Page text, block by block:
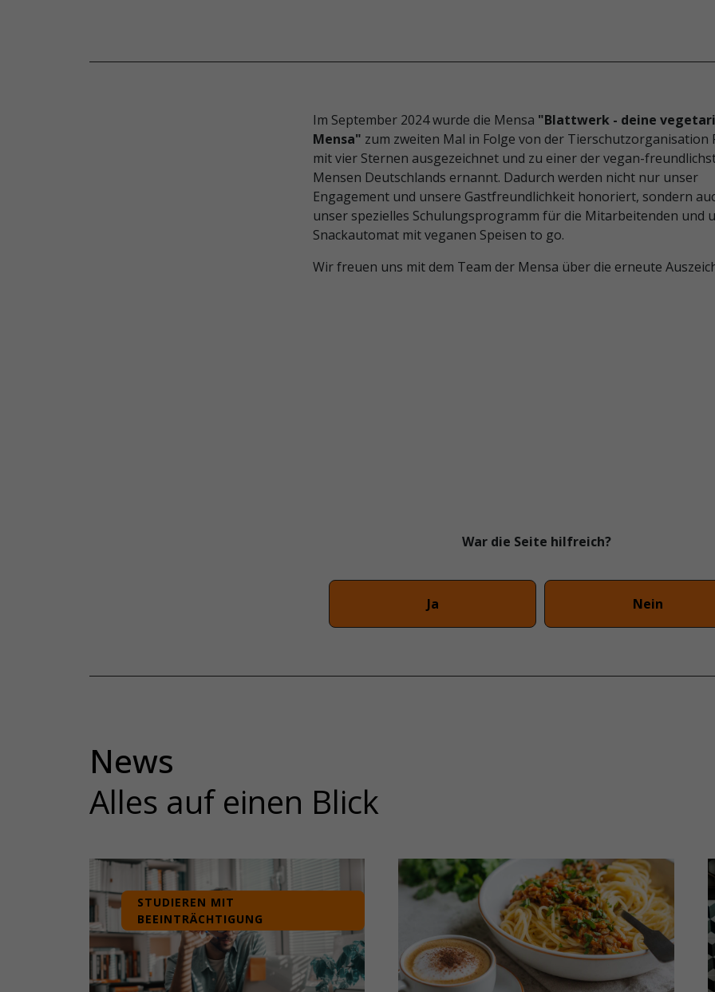
Im September 2024 wurde die Mensa "Blattwerk - deine
Mensa" zum zweiten Mal in Folge von der Tierschutzorganisation
mit vier Sternen ausgezeichnet und zu einer der vegan-
Mensen Deutschlands ernannt. Dadurch werden nicht nur unser
Engagement und unsere Gastfreundlichkeit honoriert, sondern
unser spezielles Schulungsprogramm für die Mitarbeitenden und
Snackautomat mit veganen Speisen to go.
Wir freuen uns mit dem Team der Mensa über die erneute
War die Seite hilfreich?
Ja Nein
News
Alles auf einen Blick
STUDIEREN MIT
BEEINTRÄCHTIGUNG